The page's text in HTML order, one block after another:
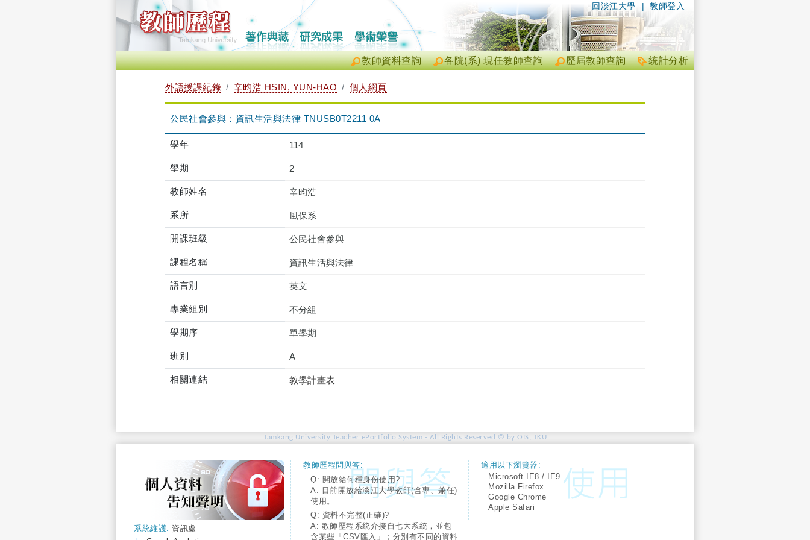
| 教師登入
回淡江大學
統計分析
歷屆教師查詢
各院(系) 現任教師查詢
教師資料查詢
外語授課紀錄 辛昀浩 HSIN, YUN-HAO 個人網頁
公民社會參與：資訊生活與法律 TNUSB0T2211 0A
學年 114
學期 2
教師姓名 辛昀浩
系所 風保系
開課班級 公民社會參與
課程名稱 資訊生活與法律
語言別 英文
專業組別 不分組
學期序 單學期
班別 A
相關連結 教學計畫表
Tamkang University Teacher ePortfolio System - All Rights Reserved © by OIS, TKU
系統維護: 資訊處
教師歷程問與答:
Q: 開放給何種身份使用?
A: 目前開放給淡江大學教師(含專、兼任)
使用。
Q: 資料不完整(正確)?
A: 教師歷程系統介接自七大系統，並包
含某些「CSV匯入」；分別有不同的資料
適用以下瀏覽器:
Microsoft IE8 / IE9
Mozilla Firefox
Google Chrome
Apple Safari